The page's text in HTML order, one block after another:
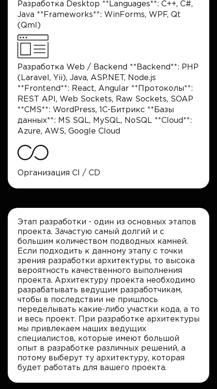
Разработка Desktop **Languages**: C++, C#,
Java **Frameworks**: WinForms, WPF, Qt
(Qml)
Разработка Web / Backend **Backend**: PHP
(Laravel, Yii), Java, ASP.NET, Node.js
**Frontend**: React, Angular **Протоколы**:
REST API, Web Sockets, Raw Sockets, SOAP
**CMS**: WordPress, 1C-Битрикс **Базы
данных**: MS SQL, MySQL, NoSQL **Cloud**:
Azure, AWS, Google Cloud
Организация CI / CD
Этап разработки - один из основных этапов
проекта. Зачастую самый долгий и с
большим количеством подводных камней.
Если подходить к данному этапу с точки
зрения разработки архитектуры, то высока
вероятность качественного выполнения
проекта. Архитектуру проекта необходимо
разрабатывать ведущим разработчикам,
чтобы в последствии не пришлось
переделывать какие-либо участки кода, а то
и весь проект. При разработке архитектуры
мы привлекаем наших ведущих
специалистов, которые имеют большой
опыт в разработке различных решений, а
потому выберут ту архитектуру, которая
будет работать для вашего проекта.